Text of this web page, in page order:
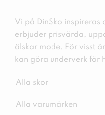
Vi på DinSko inspireras
erbjuder prisvärda,
älskar mode. För visst
kan göra underverk för
Alla skor
Alla varumärken